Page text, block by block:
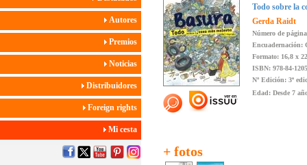
Autores
Premios
Noticias
Distribuidores
Foreign rights
Mi cesta
+ fotos
Todo sobre la
Gerda Raidt
Número de
Encuadernación:
Formato: 16,8 x
ISBN: 978-84-
Nº Edición: 3ª
Edad: Desde 7